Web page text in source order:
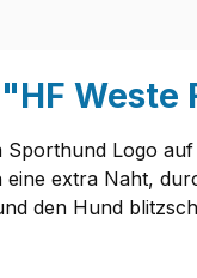
Weste
Logo
extra Naht,
den Hund